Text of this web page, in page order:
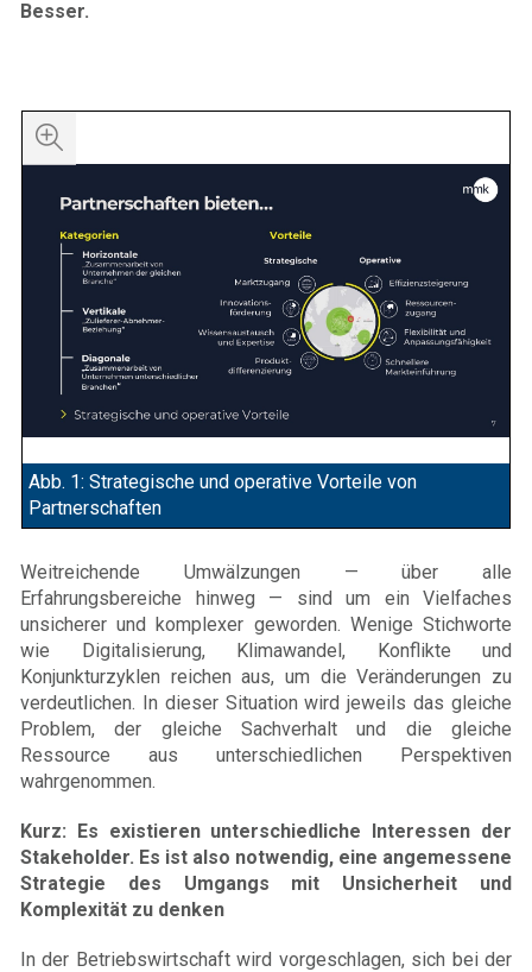
Besser.
Abb. 1: Strategische und operative Vorteile von
Partnerschaften
Weitreichende Umwälzungen — über alle
Erfahrungsbereiche hinweg — sind um ein Vielfaches
unsicherer und komplexer geworden. Wenige Stichworte
wie Digitalisierung, Klimawandel, Konflikte und
Konjunkturzyklen reichen aus, um die Veränderungen zu
verdeutlichen. In dieser Situation wird jeweils das gleiche
Problem, der gleiche Sachverhalt und die gleiche
Ressource aus unterschiedlichen Perspektiven
wahrgenommen.
Kurz: Es existieren unterschiedliche Interessen der
Stakeholder. Es ist also notwendig, eine angemessene
Strategie des Umgangs mit Unsicherheit und
Komplexität zu denken
In der Betriebswirtschaft wird vorgeschlagen, sich bei der